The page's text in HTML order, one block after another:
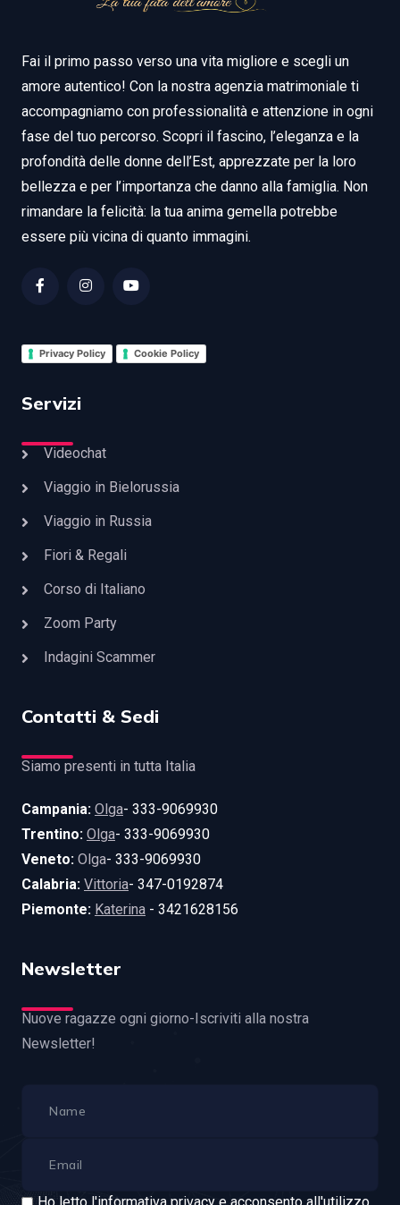
Fai il primo passo verso una vita migliore e scegli un
amore autentico! Con la nostra agenzia matrimoniale ti
accompagniamo con professionalità e attenzione in ogni
fase del tuo percorso. Scopri il fascino, l’eleganza e la
profondità delle donne dell’Est, apprezzate per la loro
bellezza e per l’importanza che danno alla famiglia. Non
rimandare la felicità: la tua anima gemella potrebbe
essere più vicina di quanto immagini.
Privacy Policy Cookie Policy
Servizi
Videochat
Viaggio in Bielorussia
Viaggio in Russia
Fiori & Regali
Corso di Italiano
Zoom Party
Indagini Scammer
Contatti & Sedi
Siamo presenti in tutta Italia
Campania: Olga- 333-9069930
Trentino: Olga- 333-9069930
Veneto: Olga- 333-9069930
Calabria: Vittoria- 347-0192874
Piemonte: Katerina - 3421628156
Newsletter
Nuove ragazze ogni giorno-Iscriviti alla nostra
Newsletter!